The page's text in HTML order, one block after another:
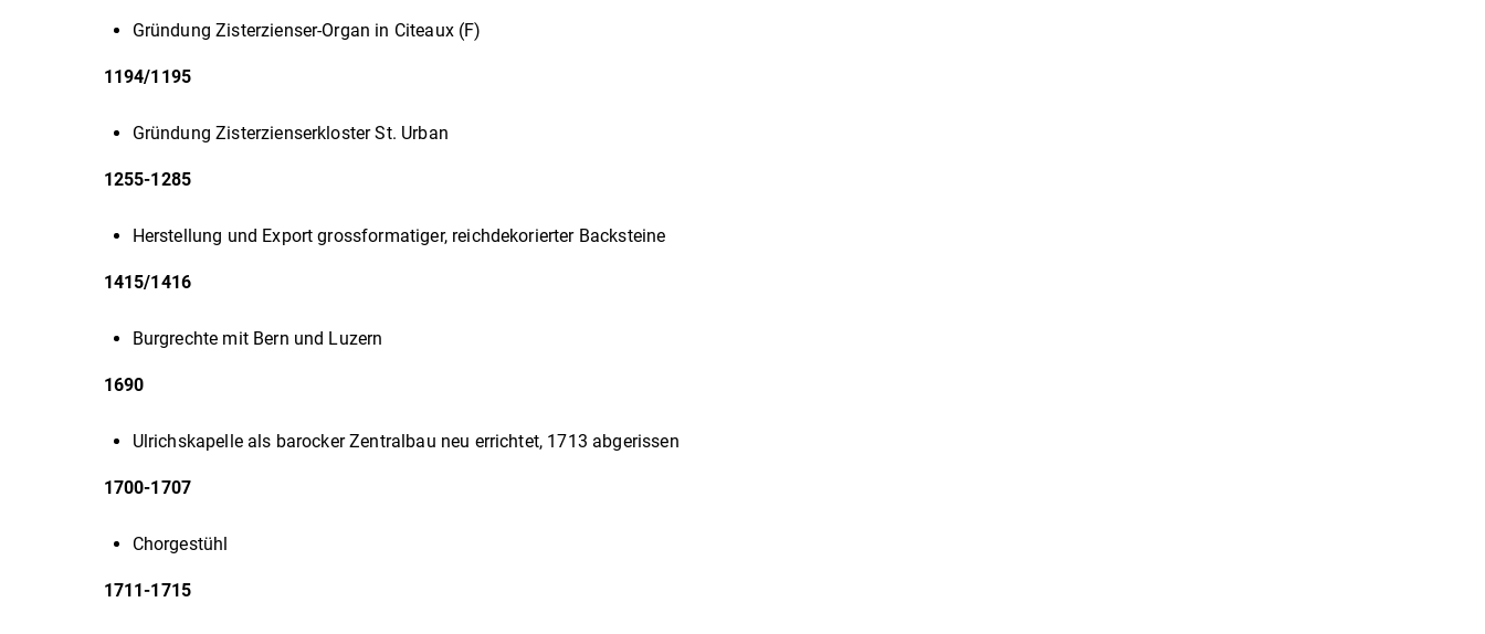
Gründung Zisterzienser-Organ in Citeaux (F)
1194/1195
Gründung Zisterzienserkloster St. Urban
1255-1285
Herstellung und Export grossformatiger, reichdekorierter Backsteine
1415/1416
Burgrechte mit Bern und Luzern
1690
Ulrichskapelle als barocker Zentralbau neu errichtet, 1713 abgerissen
1700-1707
Chorgestühl
1711-1715